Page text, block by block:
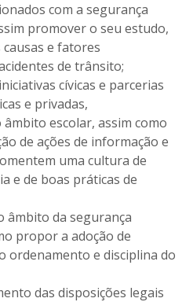
com a segurança
promover o seu estudo,
e fatores
de trânsito;
cívicas e parcerias
e privadas,
escolar, assim como
de ações de informação e
uma cultura de
e de boas práticas de
âmbito da segurança
propor a adoção de
ordenamento e disciplina do
das disposições legais